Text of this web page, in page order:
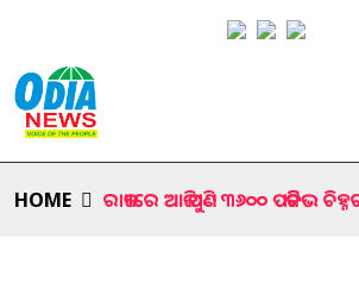
HOME ରାଜ୍ୟରେ ଆଜି ପୁଣି ୩୬୦୦ ପଜିଟିଭ